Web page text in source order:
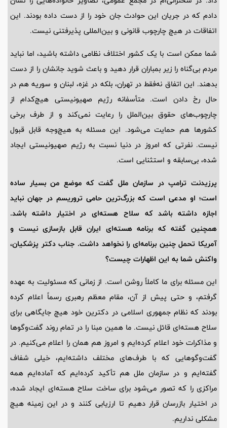
دادم که در جریان این حوادث جان خود را از دست داده بودند. این
اتفاقات در هیچ چارچوب قانونی و بین‌المللی پذیرفتنی نیست.
شما ممکن است با یک کشور اختلاف نظامی داشته باشید، اما نباید
مردم بی‌گناه را زیر بمباران قرار دهید و باعث شوید جانشان را از دست
بدهند. این اتفاق نه‌فقط در تهران، بلکه در غزه، لبنان و سوریه هم در
حال رخ دادن است. متأسفانه رژیم صهیونیستی هیچ‌کدام از
چارچوب‌های حقوق بین‌الملل را رعایت نمی‌کند و از طرف برخی
کشورها هم حمایت می‌شود. این مسئله به هیچ‌وجه قابل قبول
نیست. نفرتی که امروز در دنیا نسبت به رژیم صهیونیستی ایجاد
شده، بی‌سابقه و استثنایی است.
پرزیدنت ترامپ در سازمان ملل گفت که موضع من بسیار ساده
است؛ او مدعی است که بزرگ‌ترین حامی تروریسم در جهان نباید
اجازه داشته باشد که سلاح هسته‌ای در اختیار داشته باشد.
همچنین گفته که برنامه هسته‌ای ایران قابل بازسازی نیست و
آمریکا تحمل چنین برنامه‌ای را نخواهد داشت. جناب دکتر پزشکیان،
واکنش شما به این اظهارات چیست؟
این مسئله برای ما کاملاً روشن است. از زمانی که مسئولیت به عهده
گرفتم، و حتی پیش از آن، مقام معظم رهبری رسماً اعلام کرده
بودند که نظام جمهوری اسلامی در دکترین خود هیچ جایگاهی برای
سلاح هسته‌ای قائل نیست. ما همین مبنا را در تمام روند گفت‌وگوها
و مذاکرات خود اعلام کرده‌ایم و امروز هم همان را اعلام می‌کنیم. در
گفت‌وگوهایی که با طرف‌های مختلف داشته‌ایم، خیلی شفاف
گفته‌ایم و در سازمان ملل هم تأکید کرده‌ایم که آماده‌ایم همه
مراکزی را که تصور می‌شود برای ساخت سلاح هسته‌ای ایجاد شده،
در اختیار بازرسان قرار دهیم تا ارزیابی کنند و در این زمینه هیچ
مشکلی نداریم.